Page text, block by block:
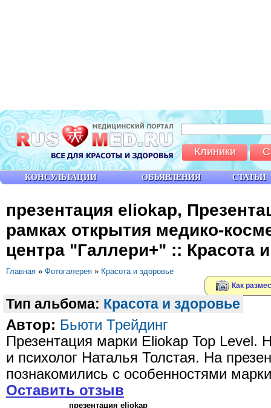
презентация eliokap,
рамках открытия медико-
центра "Галлери+" :: Красота
Главная » Фотогалерея » Красота и здоровье
Как
Тип альбома: Красота и здоровье
Автор: Бьюти Трейдинг
Презентация марки Eliokap Top Level.
и психолог Наталья Толстая. На
познакомились с особенностями
Оставить отзыв
презентация eliokap
КОНСУЛЬТАЦИИ ОБЪЯВЛЕНИЯ СТАТЬИ
Клиники